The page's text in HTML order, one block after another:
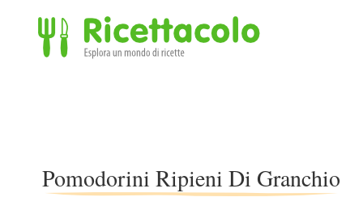
Pomodorini Ripieni Di Granchio